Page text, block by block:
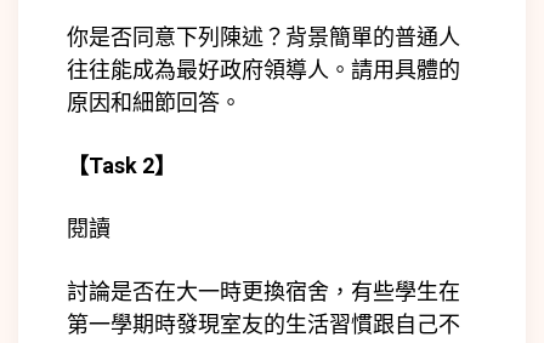
你是否同意下列陳述？背景簡單的普通人
往往能成為最好政府領導人。請用具體的
原因和細節回答。
【Task 2】
閱讀
討論是否在大一時更換宿舍，有些學生在
第一學期時發現室友的生活習慣跟自己不